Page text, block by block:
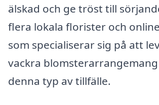
älskad och ge tröst till
flera lokala florister och
som specialiserar sig på att
vackra
denna typ av tillfälle.